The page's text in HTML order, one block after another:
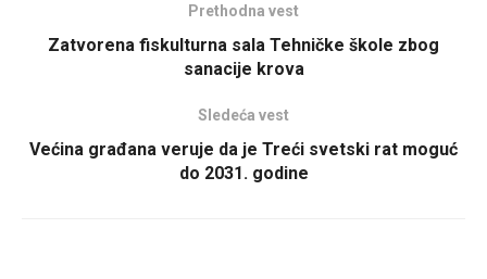
Prethodna vest
Zatvorena fiskulturna sala Tehničke škole zbog
sanacije krova
Sledeća vest
Većina građana veruje da je Treći svetski rat moguć
do 2031. godine